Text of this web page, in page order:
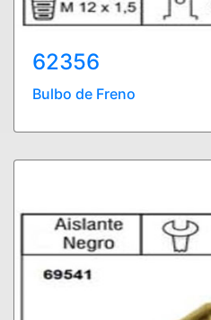
62356
Bulbo de Freno